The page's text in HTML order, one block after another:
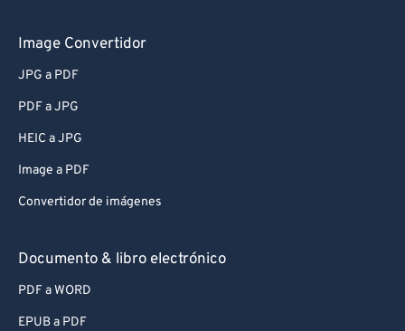
Image Convertidor
JPG a PDF
PDF a JPG
HEIC a JPG
Image a PDF
Convertidor de imágenes
Documento & libro electrónico
PDF a WORD
EPUB a PDF